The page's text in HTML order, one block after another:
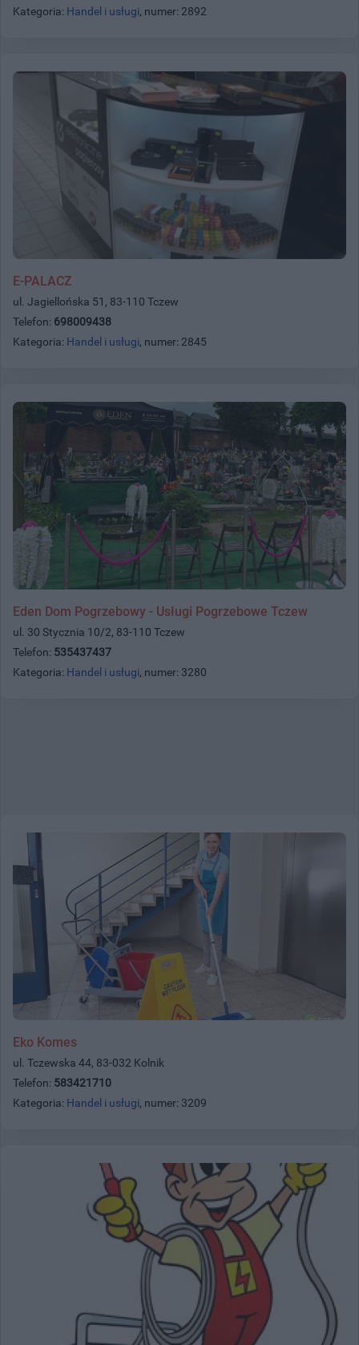
Kategoria: Handel i usługi, numer: 2892
E-PALACZ
ul. Jagiellońska 51, 83-110 Tczew
Telefon: 698009438
Kategoria: Handel i usługi, numer: 2845
Eden Dom Pogrzebowy - Usługi Pogrzebowe Tczew
ul. 30 Stycznia 10/2, 83-110 Tczew
Telefon: 535437437
Kategoria: Handel i usługi, numer: 3280
Eko Komes
ul. Tczewska 44, 83-032 Kolnik
Telefon: 583421710
Kategoria: Handel i usługi, numer: 3209